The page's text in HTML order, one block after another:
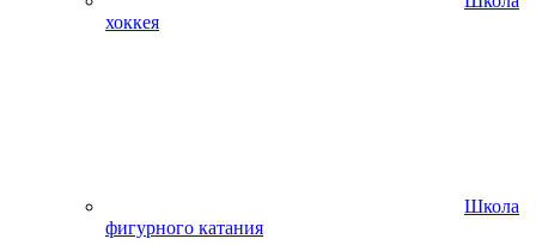
хоккея
Школа
фигурного катания